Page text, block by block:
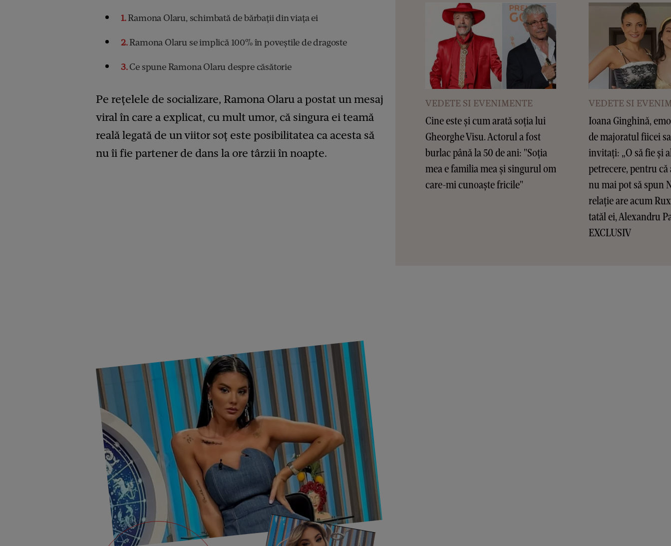
1Ramona Olaru, schimbată de bărbații din viața ei
2Ramona Olaru se implică 100% în poveștile de dragoste
3Ce spune Ramona Olaru despre căsătorie
Pe rețelele de socializare, Ramona Olaru a postat un mesaj
viral în care a explicat, cu mult umor, că singura ei teamă
reală legată de un viitor soț este posibilitatea ca acesta să
nu îi fie partener de dans la ore târzii în noapte.
VEDETE SI EVENIMENTE
Cine este și cum arată soția lui
Gheorghe Visu. Actorul a fost
burlac până la 50 de ani: "Soția
mea e familia mea și singurul om
care-mi cunoaște fricile"
VEDETE SI
Ioana Ginghină,
de majoratul fiicei
invitați: „O să fie și
petrecere, pentru că
nu mai pot să spun
relație are acum
tatăl ei, Alexandru
EXCLUSIV